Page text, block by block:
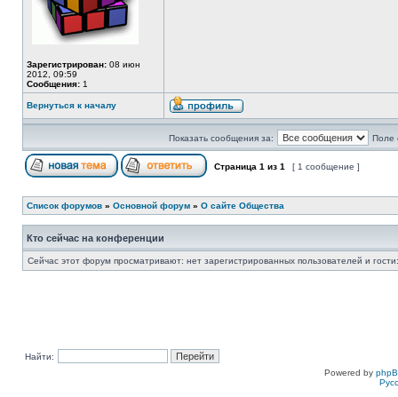
Зарегистрирован: 08 июн
2012, 09:59
Сообщения: 1
Вернуться к началу
Показать сообщения за: Поле
Страница 1 из 1 [ 1 сообщение ]
Список форумов » Основной форум » О сайте Общества
Кто сейчас на конференции
Сейчас этот форум просматривают: нет зарегистрированных пользователей и
Найти:
Powered by